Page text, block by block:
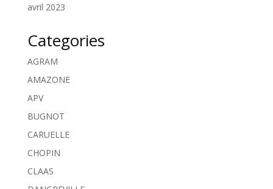
avril 2023
Categories
AGRAM
AMAZONE
APV
BUGNOT
CARUELLE
CHOPIN
CLAAS